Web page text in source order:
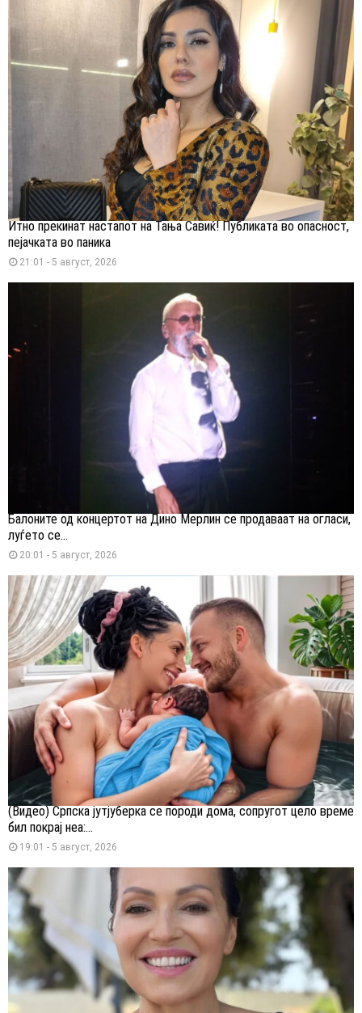
Итно прекинат настапот на Тања Савиќ! Публиката во опасност,
пејачката во паника
21:01 - 5 август, 2026
Балоните од концертот на Дино Мерлин се продаваат на огласи,
луѓето се...
20:01 - 5 август, 2026
(Видео) Српска јутјуберка се породи дома, сопругот цело време
бил покрај неа:...
19:01 - 5 август, 2026